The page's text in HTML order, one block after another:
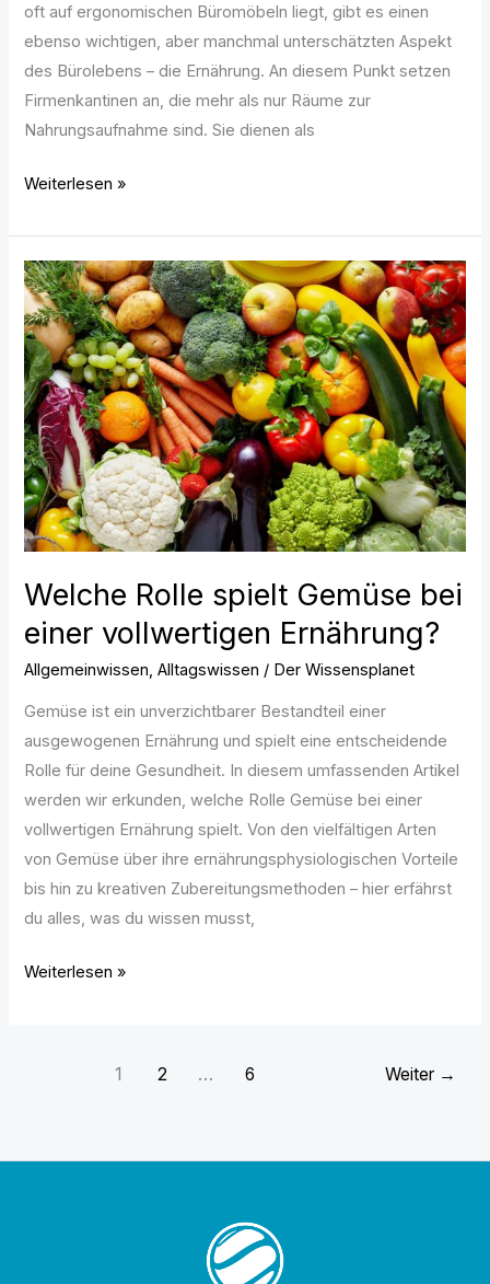
oft auf ergonomischen Büromöbeln liegt, gibt es einen
ebenso wichtigen, aber manchmal unterschätzten Aspekt
des Bürolebens – die Ernährung. An diesem Punkt setzen
Firmenkantinen an, die mehr als nur Räume zur
Nahrungsaufnahme sind. Sie dienen als
Weiterlesen »
Welche Rolle spielt Gemüse bei
einer vollwertigen Ernährung?
Allgemeinwissen,Alltagswissen / Der Wissensplanet
Gemüse ist ein unverzichtbarer Bestandteil einer
ausgewogenen Ernährung und spielt eine entscheidende
Rolle für deine Gesundheit. In diesem umfassenden Artikel
werden wir erkunden, welche Rolle Gemüse bei einer
vollwertigen Ernährung spielt. Von den vielfältigen Arten
von Gemüse über ihre ernährungsphysiologischen Vorteile
bis hin zu kreativen Zubereitungsmethoden – hier erfährst
du alles, was du wissen musst,
Welche
Rolle
spielt
Gemüse
bei
einer
vollwertigen
Ernährung?
Weiterlesen »
1 2 … 6 Weiter →